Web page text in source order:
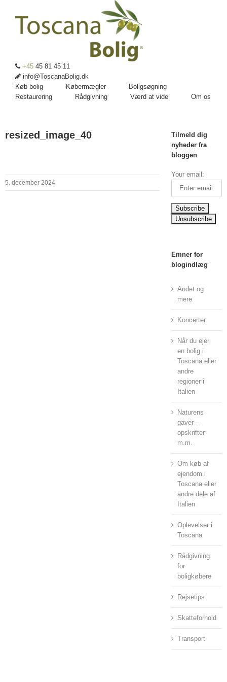
+45 45 81 45 11
info@ToscanaBolig.dk
Køb bolig
Købermægler
Boligsøgning
Restaurering
Rådgivning Værd at vide Om os
resized_image_40
5. december 2024
Tilmeld dig
nyheder fra
bloggen
Your email:
Emner for
blogindlæg
Andet og
mere
Koncerter
Når du ejer
en bolig i
Toscana eller
andre
regioner i
Italien
Naturens
gaver –
opskrifter
m.m.
Om køb af
ejendom i
Toscana eller
andre dele af
Italien
Oplevelser i
Toscana
Rådgivning
for
boligkøbere
Rejsetips
Skatteforhold
Transport